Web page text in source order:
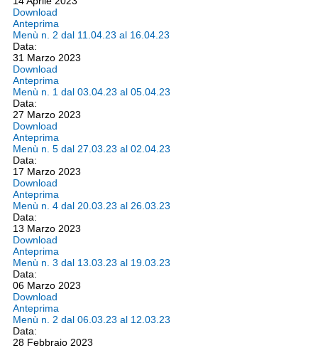
Download
Anteprima
Menù n. 2 dal 11.04.23 al 16.04.23
Data:
31 Marzo 2023
Download
Anteprima
Menù n. 1 dal 03.04.23 al 05.04.23
Data:
27 Marzo 2023
Download
Anteprima
Menù n. 5 dal 27.03.23 al 02.04.23
Data:
17 Marzo 2023
Download
Anteprima
Menù n. 4 dal 20.03.23 al 26.03.23
Data:
13 Marzo 2023
Download
Anteprima
Menù n. 3 dal 13.03.23 al 19.03.23
Data:
06 Marzo 2023
Download
Anteprima
Menù n. 2 dal 06.03.23 al 12.03.23
Data:
28 Febbraio 2023